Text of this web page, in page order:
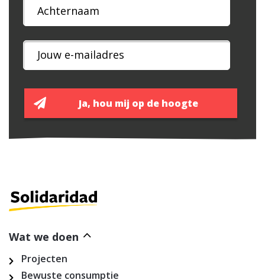
Wat we doen
Projecten
Bewuste consumptie